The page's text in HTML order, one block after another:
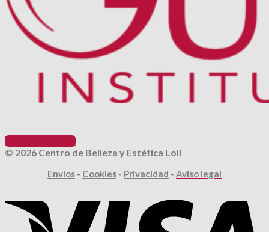
Nuestro Centro
© 2026 Centro de Belleza y Estética Loli
Envíos - Cookies - Privacidad - Aviso legal